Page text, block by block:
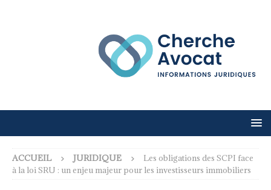
ACCUEIL JURIDIQUE
Les obligations des SCPI face
à la loi SRU : un enjeu majeur pour les investisseurs immobiliers